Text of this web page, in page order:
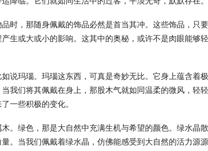
时，那随身佩戴的饰品必然是首当其冲。这些饰品，只
生或大或小的影响。这其中的奥秘，或许不是肉眼能够
说玛瑙。玛瑙这东西，可真是奇妙无比。它身上蕴含着
我们将其佩戴在身上，那股木气就如同温柔的微风，轻
一些积极的变化。
。绿色，那是大自然中充满生机与希望的颜色。绿水晶
。当我们佩戴着绿水晶，仿佛能感受到大自然的活力源